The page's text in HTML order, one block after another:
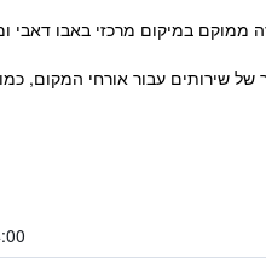
של שירותים עבור אורחי המקום,